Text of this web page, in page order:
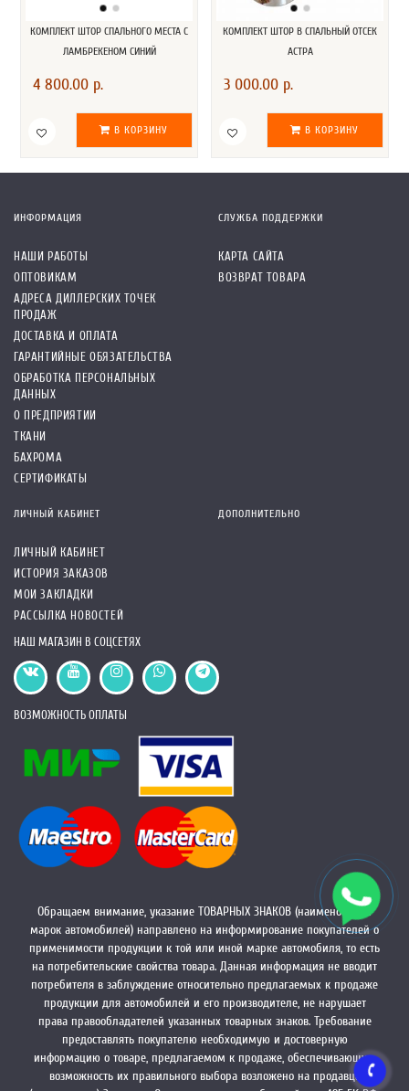
КОМПЛЕКТ ШТОР СПАЛЬНОГО МЕСТА С
ЛАМБРЕКЕНОМ СИНИЙ
4 800.00 р.
В КОРЗИНУ
КОМПЛЕКТ ШТОР В СПАЛЬНЫЙ ОТСЕК
АСТРА
3 000.00 р.
В КОРЗИНУ
ИНФОРМАЦИЯ
НАШИ РАБОТЫ
ОПТОВИКАМ
АДРЕСА ДИЛЛЕРСКИХ ТОЧЕК
ПРОДАЖ
ДОСТАВКА И ОПЛАТА
ГАРАНТИЙНЫЕ ОБЯЗАТЕЛЬСТВА
ОБРАБОТКА ПЕРСОНАЛЬНЫХ
ДАННЫХ
О ПРЕДПРИЯТИИ
ТКАНИ
БАХРОМА
СЕРТИФИКАТЫ
СЛУЖБА ПОДДЕРЖКИ
КАРТА САЙТА
ВОЗВРАТ ТОВАРА
ЛИЧНЫЙ КАБИНЕТ
ЛИЧНЫЙ КАБИНЕТ
ИСТОРИЯ ЗАКАЗОВ
МОИ ЗАКЛАДКИ
РАССЫЛКА НОВОСТЕЙ
ДОПОЛНИТЕЛЬНО
НАШ МАГАЗИН В СОЦСЕТЯХ
ВОЗМОЖНОСТЬ ОПЛАТЫ
Обращаем внимание, указание ТОВАРНЫХ ЗНАКОВ (наименований
марок автомобилей) направлено на информирование покупателей о
применимости продукции к той или иной марке автомобиля, то есть
на потребительские свойства товара. Данная информация не вводит
потребителя в заблуждение относительно предлагаемых к продаже
продукции для автомобилей и его производителе, не нарушает
права правообладателей указанных товарных знаков. Требование
предоставлять покупателю необходимую и достоверную
информацию о товаре, предлагаемом к продаже, обеспечивающую
возможность их правильного выбора возложено на продавца